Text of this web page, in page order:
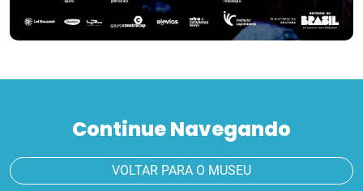
Continue Navegando
VOLTAR PARA O MUSEU